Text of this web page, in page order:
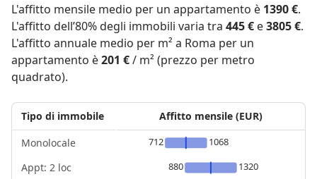
L'affitto mensile medio per un appartamento è 1390 €.
L'affitto dell’80% degli immobili varia tra 445 € e3805 €.
L'affitto annuale medio per m² a Roma per un
appartamento è201 €/ m² (prezzo per metro
quadrato).
Tipo di immobile
Monolocale
Appt: 2 loc
Affitto mensile (EUR)
712
1068
880
1320